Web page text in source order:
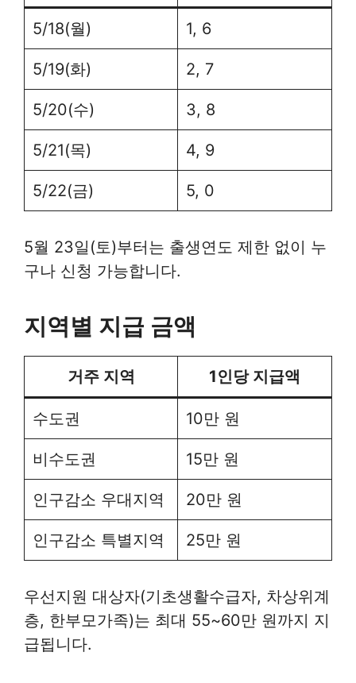
5/18(월) 1, 6
5/19(화) 2, 7
5/20(수) 3, 8
5/21(목) 4, 9
5/22(금) 5, 0
5월 23일(토)부터는 출생연도 제한 없이 누
구나 신청 가능합니다.
지역별 지급 금액
거주 지역 1인당 지급액
수도권 10만 원
비수도권 15만 원
인구감소 우대지역 20만 원
인구감소 특별지역 25만 원
우선지원 대상자(기초생활수급자, 차상위계
층, 한부모가족)는 최대 55~60만 원까지 지
급됩니다.